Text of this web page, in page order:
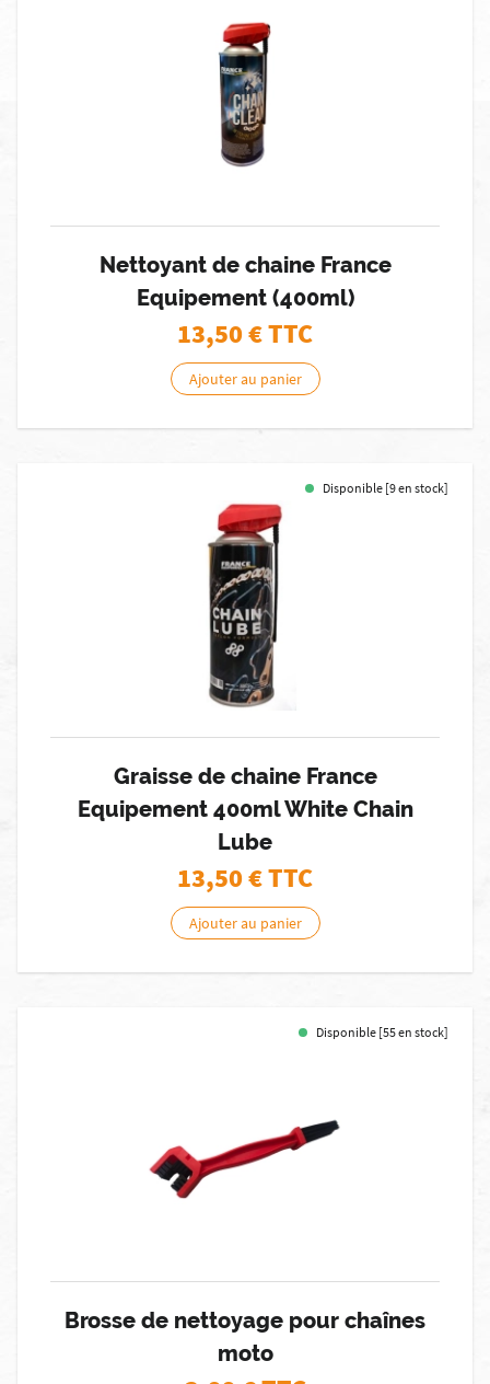
Nettoyant de chaine France
Equipement (400ml)
13,50€ TTC
Ajouter au panier
Disponible [9 en stock]
Graisse de chaine France
Equipement 400ml White Chain
Lube
13,50€ TTC
Ajouter au panier
Disponible [55 en stock]
Brosse de nettoyage pour chaînes
moto